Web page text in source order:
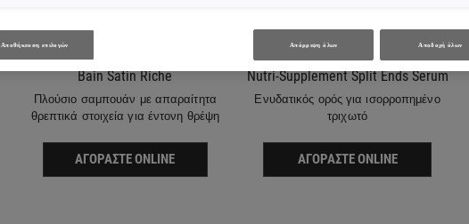
Bain Satin Riche
Πλούσιο σαμπουάν με απαραίτητα
θρεπτικά στοιχεία για έντονη θρέψη
ΑΓΟΡΆΣΤΕ ONLINE
Nutri-Supplement Split Ends Serum
Ενυδατικός ορός για ισορροπημένο
τριχωτό
ΑΓΟΡΆΣΤΕ ONLINE
Αποθήκευση επιλογών Απόρριψη όλων Αποδοχή όλων